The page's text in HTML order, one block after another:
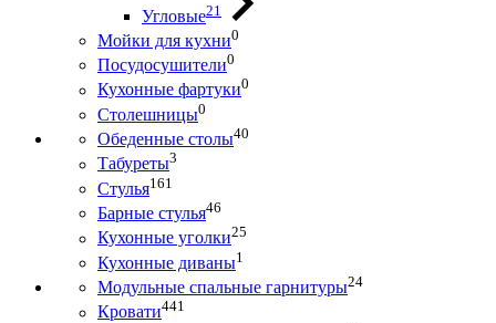
Угловые21
Мойки для кухни0
Посудосушители0
Кухонные фартуки0
Столешницы0
Обеденные столы40
Табуреты3
Стулья161
Барные стулья46
Кухонные уголки25
Кухонные диваны1
Модульные спальные гарнитуры24
Кровати441